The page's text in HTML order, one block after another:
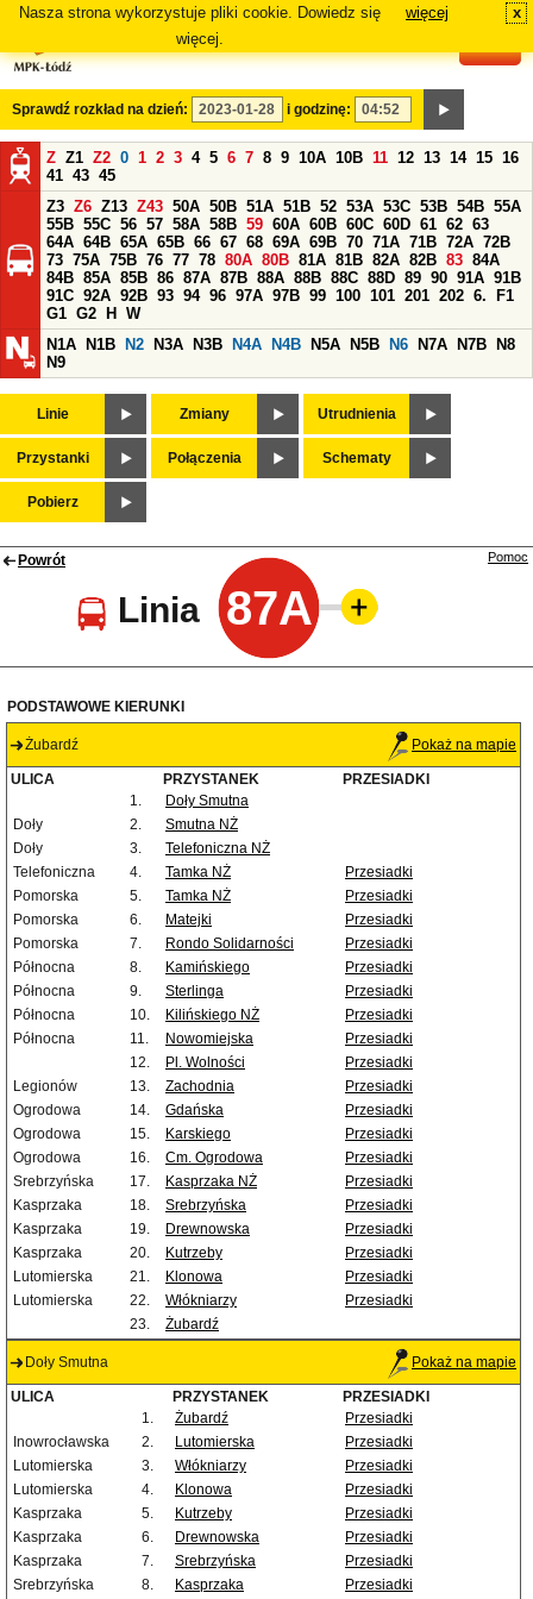
Nasza strona wykorzystuje pliki cookie. Dowiedz się
więcej.
więcej x
Sprawdź rozkład na dzień: i godzinę:
Z Z1 Z2 0 1 2 3 4 5 6 7 8 9 10A 10B 11 12 13 14 15 16
41 43 45
Z3 Z6 Z13 Z43 50A 50B 51A 51B 52 53A 53C 53B 54B 55A
55B 55C 56 57 58A 58B 59 60A 60B 60C 60D 61 62 63
64A 64B 65A 65B 66 67 68 69A 69B 70 71A 71B 72A 72B
73 75A 75B 76 77 78 80A 80B 81A 81B 82A 82B 83 84A
84B 85A 85B 86 87A 87B 88A 88B 88C 88D 89 90 91A 91B
91C 92A 92B 93 94 96 97A 97B 99 100 101 201 202 6.
F1
G1 G2 H
W
N1A
N1B N2 N3A N3B N4A N4B N5A N5B N6 N7A N7B
N8
N9
Linie Zmiany Utrudnienia
Przystanki Połączenia Schematy
Pobierz
Powrót
Linia 87A
Pomoc
PODSTAWOWE KIERUNKI
Żubardź Pokaż na mapie
ULICA PRZYSTANEK
PRZESIADKI
1.
Doły Smutna
Doły
2.
Smutna NŻ
Doły
3.
Telefoniczna NŻ
Telefoniczna
4. Tamka NŻ
Przesiadki
Pomorska
5. Tamka NŻ
Przesiadki
Pomorska
6. Matejki
Przesiadki
Pomorska
7. Rondo Solidarności
Przesiadki
Północna
8. Kamińskiego
Przesiadki
Północna
9. Sterlinga
Przesiadki
Północna
10. Kilińskiego NŻ
Przesiadki
Północna
11. Nowomiejska
Przesiadki
12.
Pl. Wolności
Przesiadki
Legionów
13. Zachodnia
Przesiadki
Ogrodowa
14. Gdańska
Przesiadki
Ogrodowa
15. Karskiego
Przesiadki
Ogrodowa
16. Cm. Ogrodowa
Przesiadki
Srebrzyńska
17. Kasprzaka NŻ
Przesiadki
Kasprzaka
18. Srebrzyńska
Przesiadki
Kasprzaka
19. Drewnowska
Przesiadki
Kasprzaka
20. Kutrzeby
Przesiadki
Lutomierska
21. Klonowa
Przesiadki
Lutomierska
22. Włókniarzy
Przesiadki
23.
Żubardź
Doły Smutna Pokaż na mapie
ULICA PRZYSTANEK
PRZESIADKI
1.
Żubardź
Przesiadki
Inowrocławska
2. Lutomierska
Przesiadki
Lutomierska
3. Włókniarzy
Przesiadki
Lutomierska
4. Klonowa
Przesiadki
Kasprzaka
5. Kutrzeby
Przesiadki
Kasprzaka
6. Drewnowska
Przesiadki
Kasprzaka
7. Srebrzyńska
Przesiadki
Srebrzyńska
8. Kasprzaka Przesiadki